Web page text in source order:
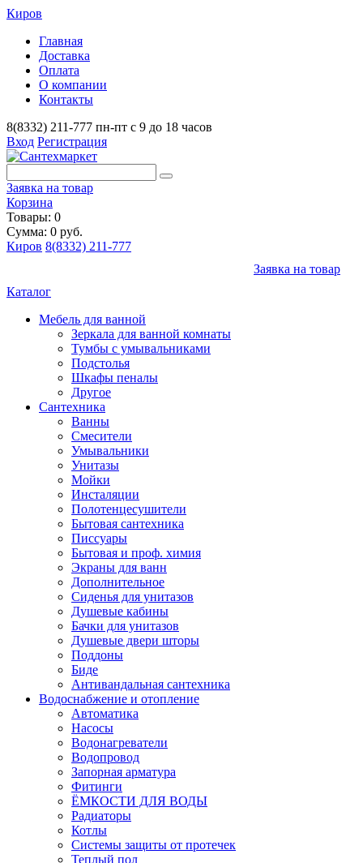
Киров
Главная
Доставка
Оплата
О компании
Контакты
8(8332) 211-777 пн-пт с 9 до 18 часов
Вход Регистрация
Заявка на товар
Корзина
Товары: 0
Сумма: 0 руб.
Киров 8(8332) 211-777
Заявка на товар
Каталог
Мебель для ванной
Зеркала для ванной комнаты
Тумбы с умывальниками
Подстолья
Шкафы пеналы
Другое
Сантехника
Ванны
Смесители
Умывальники
Унитазы
Мойки
Инсталяции
Полотенцесушители
Бытовая сантехника
Писсуары
Бытовая и проф. химия
Экраны для ванн
Дополнительное
Сиденья для унитазов
Душевые кабины
Бачки для унитазов
Душевые двери шторы
Поддоны
Биде
Антивандальная сантехника
Водоснабжение и отопление
Автоматика
Насосы
Водонагреватели
Водопровод
Запорная арматура
Фитинги
ЁМКОСТИ ДЛЯ ВОДЫ
Радиаторы
Котлы
Системы защиты от протечек
Теплый пол